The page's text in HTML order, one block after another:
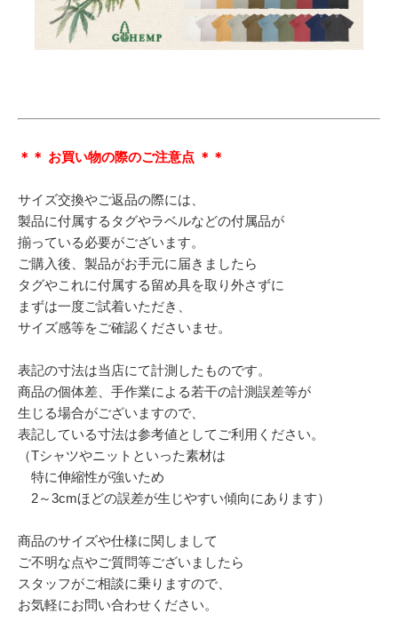
＊＊ お買い物の際のご注意点 ＊＊
サイズ交換やご返品の際には、
製品に付属するタグやラベルなどの付属品が
揃っている必要がございます。
ご購入後、製品がお手元に届きましたら
タグやこれに付属する留め具を取り外さずに
まずは一度ご試着いただき、
サイズ感等をご確認くださいませ。
表記の寸法は当店にて計測したものです。
商品の個体差、手作業による若干の計測誤差等が
生じる場合がございますので、
表記している寸法は参考値としてご利用ください。
（Tシャツやニットといった素材は
特に伸縮性が強いため
2～3cmほどの誤差が生じやすい傾向にあります）
商品のサイズや仕様に関しまして
ご不明な点やご質問等ございましたら
スタッフがご相談に乗りますので、
お気軽にお問い合わせください。